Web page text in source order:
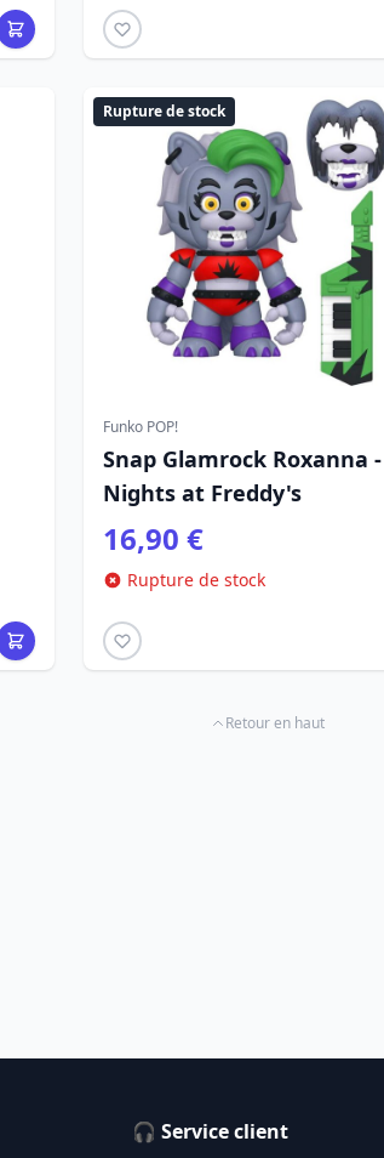
Rupture de stock
Funko POP!
Snap Glamrock Roxanna
Nights at Freddy's
16,90 €
Rupture de stock
Retour en haut
🎧 Service client